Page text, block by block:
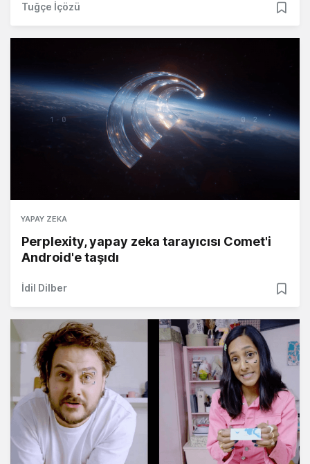
Tuğçe İçözü
YAPAY ZEKA
Perplexity, yapay zeka tarayıcısı Comet'i
Android'e taşıdı
İdil Dilber